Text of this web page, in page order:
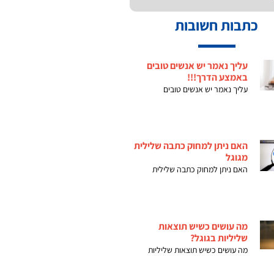
כתבות חשובות
עליך נאמר יש אנשים טובים
באמצע הדרך!!!
עליך נאמר יש אנשים טובים
האם ניתן למחוק כתבה שלילית
מגוגל
האם ניתן למחוק כתבה שלילית
מה עושים כשיש תוצאות
שליליות בגוגל?
מה עושים כשיש תוצאות שליליות